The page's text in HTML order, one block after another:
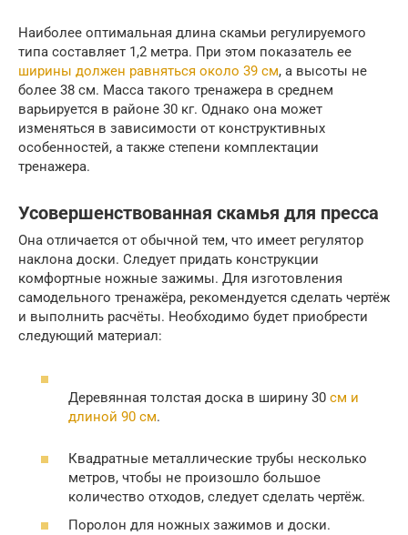
Наиболее оптимальная длина скамьи регулируемого
типа составляет 1,2 метра. При этом показатель ее
ширины должен равняться около 39 см, а высоты не
более 38 см. Масса такого тренажера в среднем
варьируется в районе 30 кг. Однако она может
изменяться в зависимости от конструктивных
особенностей, а также степени комплектации
тренажера.
Усовершенствованная скамья для пресса
Она отличается от обычной тем, что имеет регулятор
наклона доски. Следует придать конструкции
комфортные ножные зажимы. Для изготовления
самодельного тренажёра, рекомендуется сделать чертёж
и выполнить расчёты. Необходимо будет приобрести
следующий материал:
Деревянная толстая доска в ширину 30 см и
длиной 90 см.
Квадратные металлические трубы несколько
метров, чтобы не произошло большое
количество отходов, следует сделать чертёж.
Поролон для ножных зажимов и доски.